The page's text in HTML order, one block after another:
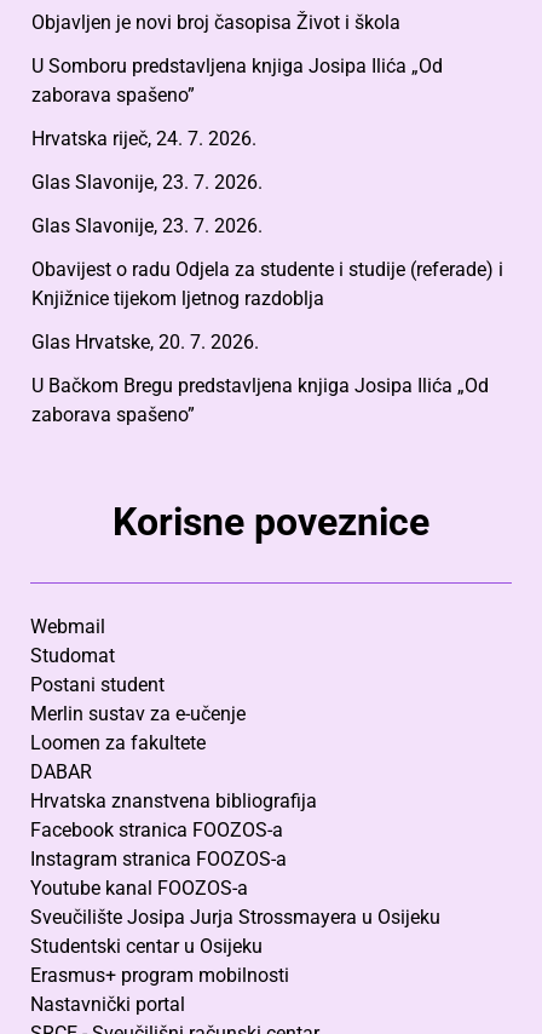
Objavljen je novi broj časopisa Život i škola
U Somboru predstavljena knjiga Josipa Ilića „Od
zaborava spašeno”
Hrvatska riječ, 24. 7. 2026.
Glas Slavonije, 23. 7. 2026.
Glas Slavonije, 23. 7. 2026.
Obavijest o radu Odjela za studente i studije (referade) i
Knjižnice tijekom ljetnog razdoblja
Glas Hrvatske, 20. 7. 2026.
U Bačkom Bregu predstavljena knjiga Josipa Ilića „Od
zaborava spašeno”
Korisne poveznice
Webmail
Studomat
Postani student
Merlin sustav za e-učenje
Loomen za fakultete
DABAR
Hrvatska znanstvena bibliografija
Facebook stranica FOOZOS-a
Instagram stranica FOOZOS-a
Youtube kanal FOOZOS-a
Sveučilište Josipa Jurja Strossmayera u Osijeku
Studentski centar u Osijeku
Erasmus+ program mobilnosti
Nastavnički portal